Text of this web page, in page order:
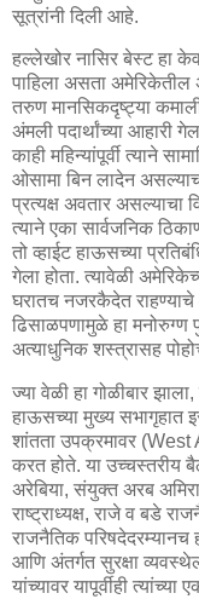
सूत्रांनी दिली आहे.
हल्लेखोर नासिर बेस्ट हा
पाहिला असता अमेरिकेतील
तरुण मानसिकदृष्ट्या
अंमली पदार्थांच्या आहारी
काही महिन्यांपूर्वी त्याने
ओसामा बिन लादेन
प्रत्यक्ष अवतार असल्याचा
त्याने एका सार्वजनिक
तो व्हाईट हाऊसच्या
गेला होता. त्यावेळी
घरातच नजरकैदेत
ढिसाळपणामुळे हा मनोरुग्ण
अत्याधुनिक शस्त्रासह
ज्या वेळी हा गोळीबार झाला,
हाऊसच्या मुख्य सभागृहात
शांतता उपक्रमावर (West
करत होते. या उच्चस्तरीय
अरेबिया, संयुक्त अरब
राष्ट्राध्यक्ष, राजे व बडे
राजनैतिक परिषदेदरम्यानच
आणि अंतर्गत सुरक्षा
यांच्यावर यापूर्वीही